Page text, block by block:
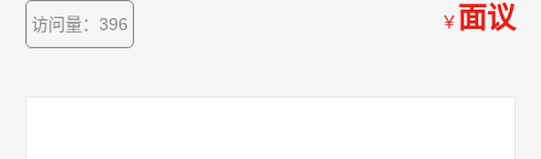
访问量：396 ￥ 面议